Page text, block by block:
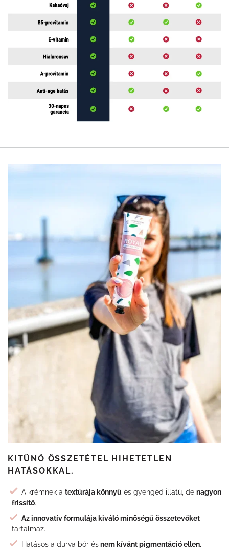
KITÜNŐ ÖSSZETÉTEL HIHETETLEN
HATÁSOKKAL.
A krémnek a textúrája könnyű és gyengéd illatú, de nagyon
frissítő.
Az innovatív formulája kiváló minőségű összetevőket
tartalmaz.
Hatásos a durva bőr ésnem kívánt pigmentáció ellen.